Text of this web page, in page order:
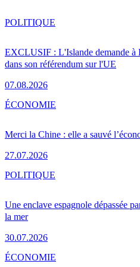
EXCLUSIF : L'Islande demande à
dans son référendum sur l'UE
07.08.2026
POLITIQUE
Merci la Chine : elle a sauvé
27.07.2026
ÉCONOMIE
Une enclave espagnole dépassée
la mer
30.07.2026
POLITIQUE
ÉCONOMIE